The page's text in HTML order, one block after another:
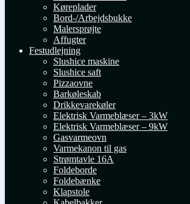
Køreplader
Bord-/Arbejdsbukke
Malersprøjte
Affugter
Festudlejning
Slushice maskine
Slushice saft
Pizzaovne
Barkøleskab
Drikkevarekøler
Elektrisk Varmeblæser – 3kW
Elektrisk Varmeblæser – 9kW
Gasvarmeovn
Varmekanon til gas
Strømtavle 16A
Foldeborde
Foldebænke
Klapstole